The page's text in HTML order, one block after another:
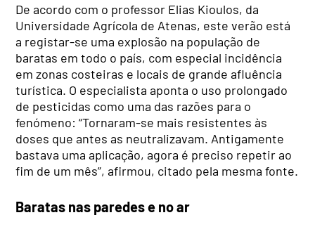
De acordo com o professor Elias Kioulos, da
Universidade Agrícola de Atenas, este verão está
a registar-se uma explosão na população de
baratas em todo o país, com especial incidência
em zonas costeiras e locais de grande afluência
turística. O especialista aponta o uso prolongado
de pesticidas como uma das razões para o
fenómeno: “Tornaram-se mais resistentes às
doses que antes as neutralizavam. Antigamente
bastava uma aplicação, agora é preciso repetir ao
fim de um mês”, afirmou, citado pela mesma fonte.
Baratas nas paredes e no ar